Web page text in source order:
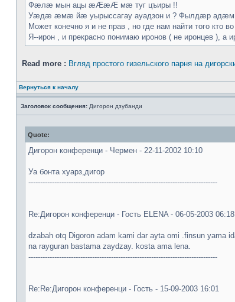
Фæлæ мын ацы æÆæÆ мæ туг цъиры !!
Уæдæ æмæ йæ уырыссагау ауадзон и ? Фылдæр адæм
Может конечно я и не прав , но где нам найти того кто
Я--ирон , и прекрасно понимаю иронов ( не иронцев ), а
Read more : Вгляд простого гизельского парня на
Вернуться к началу
Заголовок сообщения: Дигорон дзубанди
Quote:
Дигорон конференци - Чермен - 22-11-2002 10:10
Уа бонта хуарз,дигор
--------------------------------------------------------------------------------
Re:Дигорон конференци - Гость ELENA - 06-05-2003 06:18
dzabah otq Digoron adam kami dar ayta omi .finsun yama
na rayguran bastama zaydzay. kosta ama lena.
--------------------------------------------------------------------------------
Re:Re:Дигорон конференци - Гость - 15-09-2003 16:01